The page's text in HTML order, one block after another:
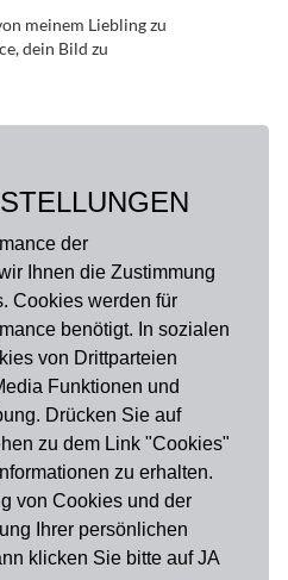
der
Ihnen die Zustimmung
Cookies werden für
benötigt. In sozialen
von Drittparteien
Funktionen und
Drücken Sie auf
zu dem Link "Cookies"
zu erhalten.
von Cookies und der
Ihrer persönlichen
klicken Sie bitte auf JA
meinem Liebling zu
dein Bild zu